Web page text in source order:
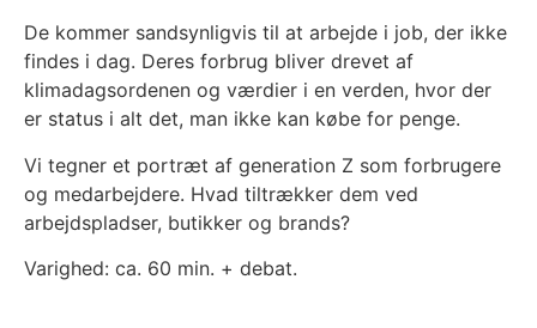
De kommer sandsynligvis til at arbejde i job, der ikke
findes i dag. Deres forbrug bliver drevet af
klimadagsordenen og værdier i en verden, hvor der
er status i alt det, man ikke kan købe for penge.
Vi tegner et portræt af generation Z som forbrugere
og medarbejdere. Hvad tiltrækker dem ved
arbejdspladser, butikker og brands?
Varighed: ca. 60 min. + debat.